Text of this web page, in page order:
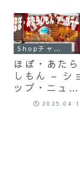
Shopチャンネル
ほぼ・あたら
しもん – シ
ップ・ニュー
ス /
2025.04.11